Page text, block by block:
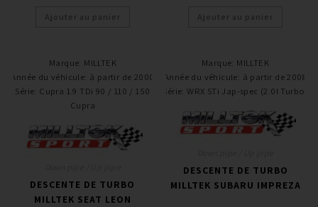
Ajouter au panier Ajouter au panier
Marque: MILLTEK
Année du véhicule: à partir de 2000
Série: Cupra 1.9 TDi 90 / 110 / 150
Cupra
DESCENTE DE TURBO
MILLTEK SEAT LEON
Marque: MILLTEK
Année du véhicule: à partir de 2008
Série:WRX STi Jap-spec (2.0l Turbo)
DESCENTE DE TURBO
MILLTEK SUBARU IMPREZA